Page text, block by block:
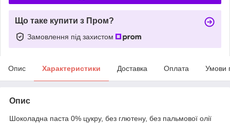
Що таке купити з Пром?
Замовлення під захистом
Опис Характеристики Доставка Оплата Умови
Опис
Шоколадна паста 0% цукру, без глютену, без пальмової олії